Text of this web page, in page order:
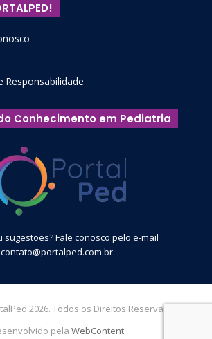
Responsabilidade
Conhecimento em Pediatria
sugestões? Fale conosco pelo e-mail
contato@portalped.com.br
2026. Todos os Direitos Reservados.
pela WebContent